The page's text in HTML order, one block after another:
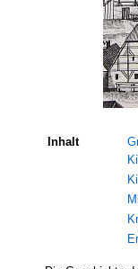
Inhalt